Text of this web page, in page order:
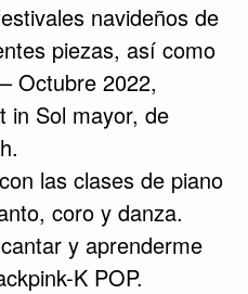
navideños de
piezas, así como
Octubre 2022,
in Sol mayor, de
las clases de piano
coro y danza.
y aprenderme
K POP.